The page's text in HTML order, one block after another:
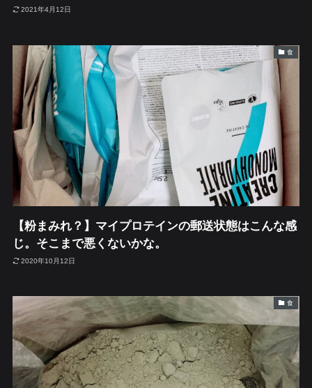
2021年4月12日
食
【粉まみれ？】マイプロテインの郵送状態はこんな感
じ。そこまで悪くないかな。
2020年10月12日
食